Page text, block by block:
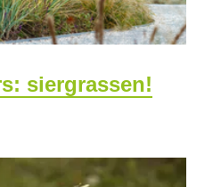
siergrassen!